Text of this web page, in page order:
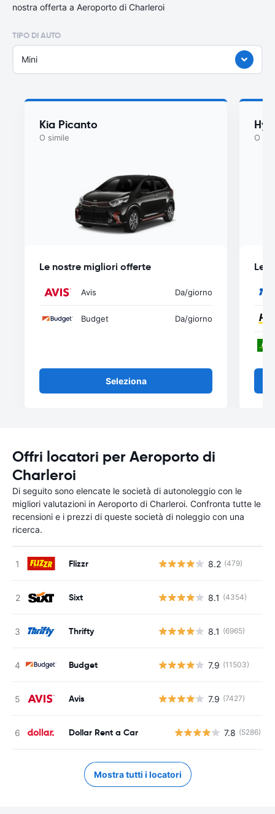
nostra offerta a Aeroporto di Charleroi
TIPO DI AUTO
Mini
Kia Picanto
O simile
Le nostre migliori offerte
Avis Da/giorno
Budget Da/giorno
Seleziona
O
Le
Offri locatori per Aeroporto di
Charleroi
Di seguito sono elencate le società di autonoleggio con le
migliori valutazioni in Aeroporto di Charleroi. Confronta tutte le
recensioni e i prezzi di queste società di noleggio con una
ricerca.
Flizzr 8.2 (479)
Sixt 8.1 (4354)
Thrifty 8.1 (6965)
Budget 7.9 (11503)
Avis 7.9 (7427)
Dollar Rent a Car 7.8 (5286)
Mostra tutti i locatori